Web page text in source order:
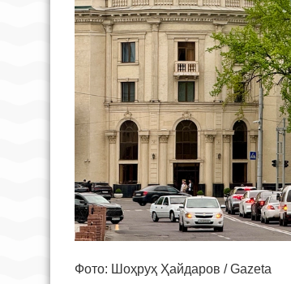
Фото: Шоҳруҳ Ҳайдаров / Gazeta